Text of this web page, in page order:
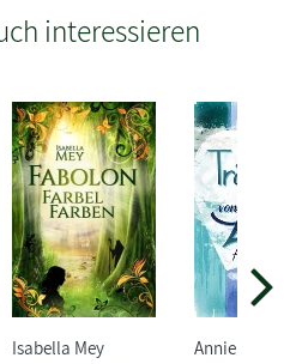
interessieren
Isabella Mey Annie Laine